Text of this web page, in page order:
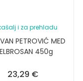
i za prehladu
PETROVIĆ MED
450g
23,29 €